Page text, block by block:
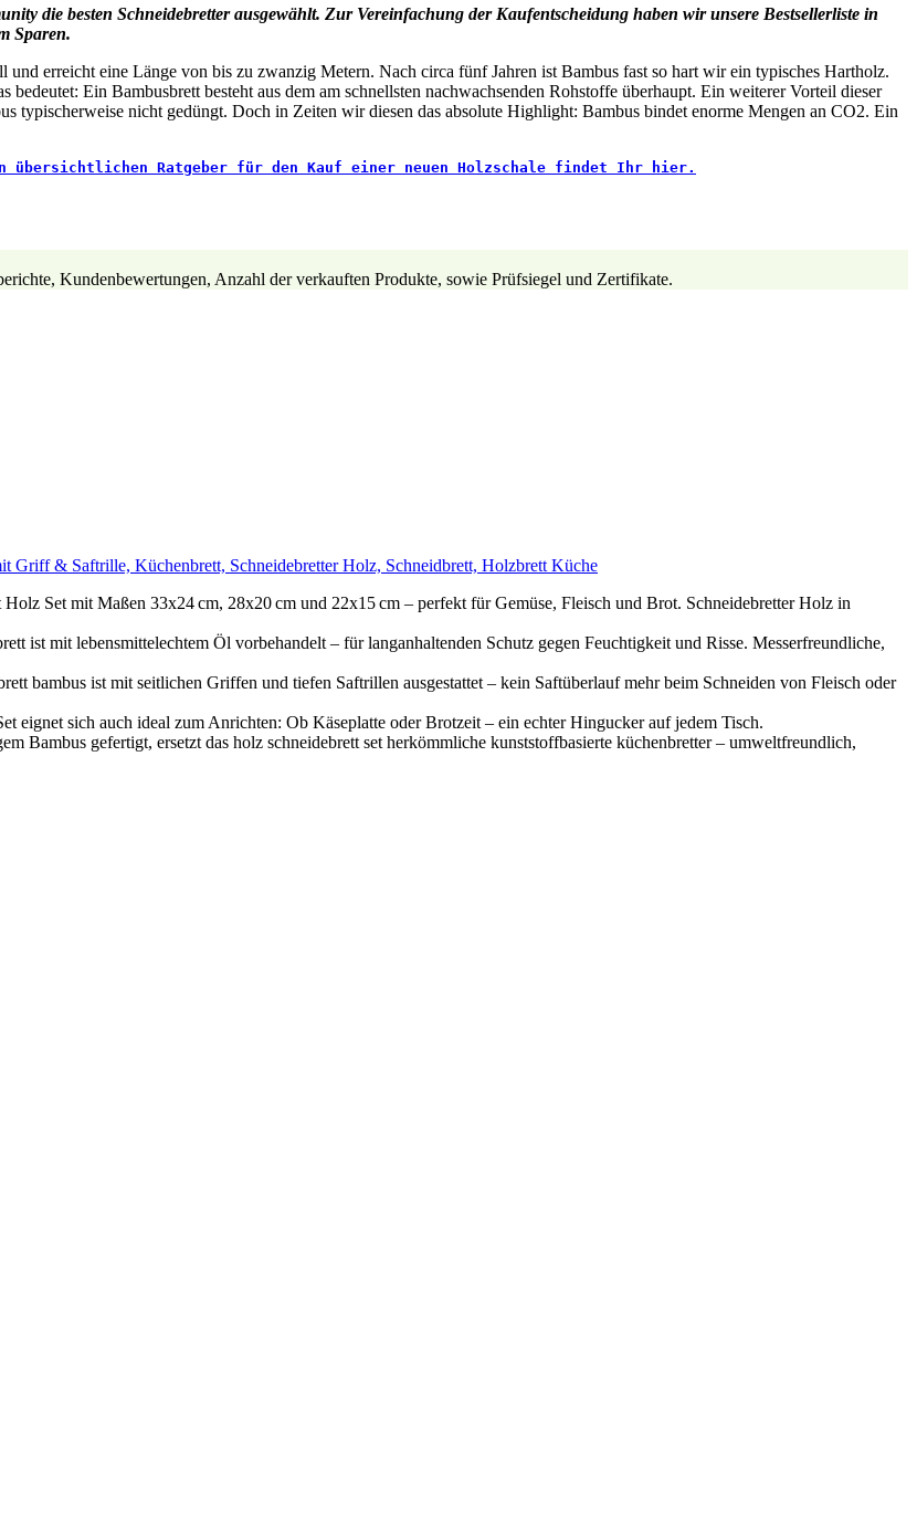
die besten Schneidebretter ausgewählt. Zur Vereinfachung der Kaufentscheidung haben wir unsere Bestsellerliste in
Sparen.
erreicht eine Länge von bis zu zwanzig Metern. Nach circa fünf Jahren ist Bambus fast so hart wir ein typisches Hartholz.
Ein Bambusbrett besteht aus dem am schnellsten nachwachsenden Rohstoffe überhaupt. Ein weiterer Vorteil dieser
typischerweise nicht gedüngt. Doch in Zeiten wir diesen das absolute Highlight: Bambus bindet enorme Mengen an CO2. Ein
übersichtlichen Ratgeber für den Kauf einer neuen Holzschale findet Ihr hier.
Kundenbewertungen, Anzahl der verkauften Produkte, sowie Prüfsiegel und Zertifikate.
Griff & Saftrille, Küchenbrett, Schneidebretter Holz, Schneidbrett, Holzbrett Küche
Set mit Maßen 33x24 cm, 28x20 cm und 22x15 cm – perfekt für Gemüse, Fleisch und Brot. Schneidebretter Holz in
ist mit lebensmittelechtem Öl vorbehandelt – für langanhaltenden Schutz gegen Feuchtigkeit und Risse. Messerfreundliche,
bambus ist mit seitlichen Griffen und tiefen Saftrillen ausgestattet – kein Saftüberlauf mehr beim Schneiden von Fleisch oder
eignet sich auch ideal zum Anrichten: Ob Käseplatte oder Brotzeit – ein echter Hingucker auf jedem Tisch.
Bambus gefertigt, ersetzt das holz schneidebrett set herkömmliche kunststoffbasierte küchenbretter – umweltfreundlich,